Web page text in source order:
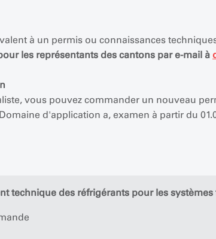
à un permis ou connaissances
les représentants des cantons par e-mail à
vous pouvez commander un nouveau
d'application a, examen à partir du
technique des réfrigérants pour les systèmes